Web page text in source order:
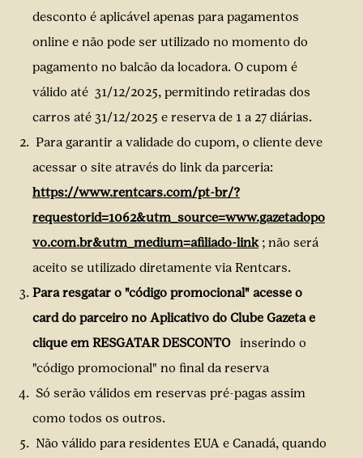
desconto é aplicável apenas para pagamentos
online e não pode ser utilizado no momento do
pagamento no balcão da locadora. O cupom é
válido até 31/12/2025, permitindo retiradas dos
carros até 31/12/2025 e reserva de 1 a 27 diárias.
Para garantir a validade do cupom, o cliente deve
acessar o site através do link da parceria:
https://www.rentcars.com/pt-br/?
requestorid=1062&utm_source=www.gazetadopo
vo.com.br&utm_medium=afiliado-link; não será
aceito se utilizado diretamente via Rentcars.
Para resgatar o "código promocional" acesse o
card do parceiro no Aplicativo do Clube Gazeta e
clique em RESGATAR DESCONTO inserindo o
"código promocional" no final da reserva
Só serão válidos em reservas pré-pagas assim
como todos os outros.
Não válido para residentes EUA e Canadá, quando